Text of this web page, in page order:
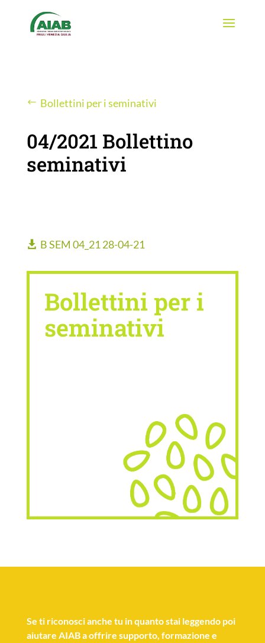
Bollettini per i seminativi
04/2021 Bollettino
seminativi
B SEM 04_21 28-04-21
Bollettini per i
seminativi
Se ti riconosci anche tu in quanto stai leggendo poi
aiutare AIAB a offrire supporto, formazione e